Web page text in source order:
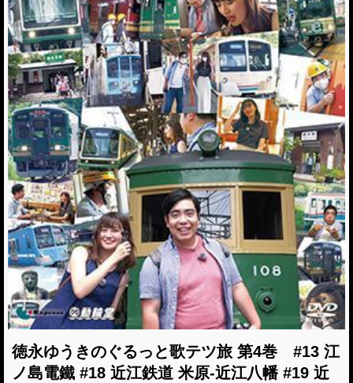
徳永ゆうきのぐるっと歌テツ旅 第4巻 #13 江
ノ島電鐵 #18 近江鉄道 米原-近江八幡 #19 近